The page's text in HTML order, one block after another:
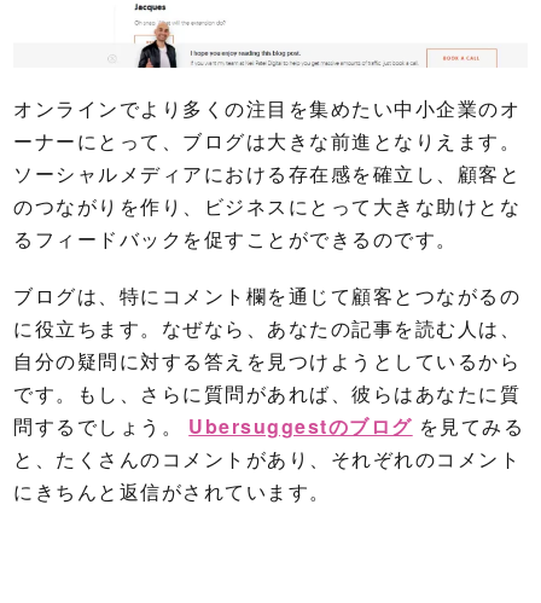
オンラインでより多くの注目を集めたい中小企業のオ
ーナーにとって、ブログは大きな前進となりえます。
ソーシャルメディアにおける存在感を確立し、顧客と
のつながりを作り、ビジネスにとって大きな助けとな
るフィードバックを促すことができるのです。
ブログは、特にコメント欄を通じて顧客とつながるの
に役立ちます。なぜなら、あなたの記事を読む人は、
自分の疑問に対する答えを見つけようとしているから
です。もし、さらに質問があれば、彼らはあなたに質
問するでしょう。
Ubersuggestのブログ を見てみる
と、たくさんのコメントがあり、それぞれのコメント
にきちんと返信がされています。